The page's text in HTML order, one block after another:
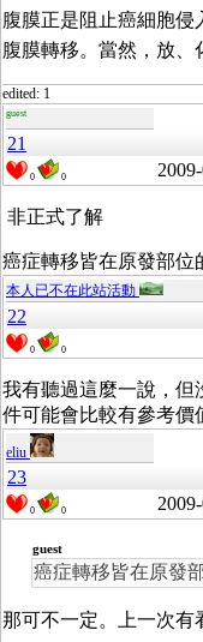
腹膜正是阻止癌細胞
腹膜轉移。當然，放、
edited: 1
guest
21
0 0
非正式了解
癌症轉移皆在原發部位
本人已不在此站活動
22
0 0
我有聽過這麼一說，但
件可能會比較有參考價
eliu
23
0 0
guest
癌症轉移皆在原發
那可不一定。上一次有